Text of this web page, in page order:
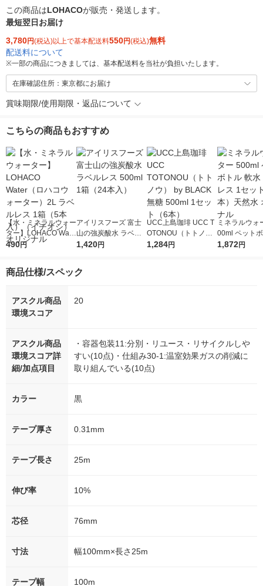
この商品はLOHACOが販売・発送します。
最短翌日お届け
3,780円(税込)以上で基本配送料550円(税込)無料
配送料について
※一部の商品につきましては、基本配送料を当社が負担いたします。
在庫確認住所：東京都にお届け
賞味期限/使用期限・返品について
こちらの商品もおすすめ
【水・ミネラルウォー
ター】LOHACO Wate
r（ロハコウォータ
シ） オリジナル
490円
アイリスフーズ 富士
山の強炭酸水 ラベル
レス 500ml 1箱（24
1,420円
UCC上島珈琲 UCC T
OTONOU（トトノ
ウ） by BLACK無糖 5
1,284円
ミネラルウォ
00ml ペット
水 ラベルレ
1,872円
商品仕様/スペック
アスクル商品
環境スコア
20
アスクル商品
環境スコア詳
細/加点項目
・容器包装11:分別・リユース・リサイクルしや
すい(10点)・仕組み30-1:温室効果ガスの削減に
取り組んでいる(10点)
カラー 黒
テープ厚さ 0.31mm
テープ長さ 25m
伸び率 10%
芯径 76mm
寸法 幅100mm×長さ25m
テープ幅 100m